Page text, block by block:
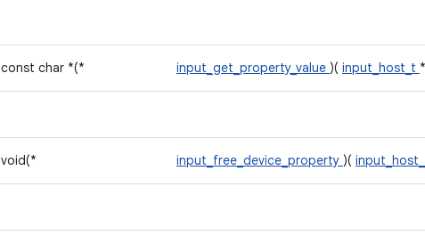
const char *(* input_get_property_value )( input_host_t
void(* input_free_device_property )(